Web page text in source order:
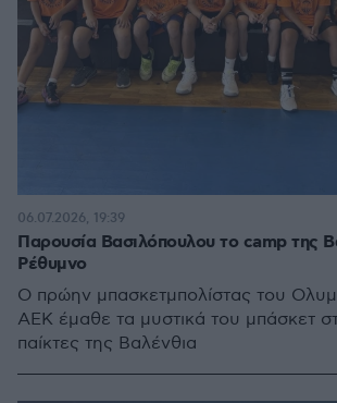
Παρουσία Βασιλόπουλου το camp της
Ρέθυμνο
Ο πρώην μπασκετμπολίστας του
ΑΕΚ έμαθε τα μυστικά του μπάσκετ
παίκτες της Βαλένθια
06.07.2026, 19:39